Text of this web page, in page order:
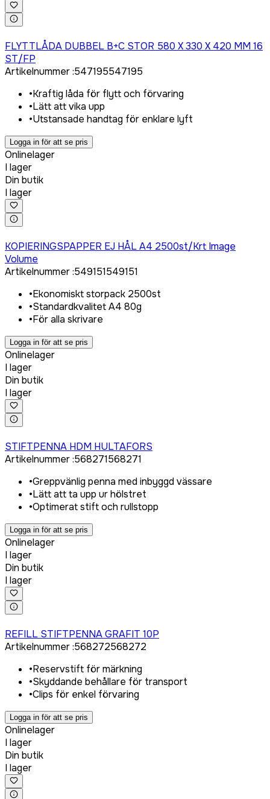
FLYTTLÅDA DUBBEL B+C STOR 580 X 330 X 420 MM 16
ST/FP
Artikelnummer:547195547195
•Kraftig låda för flytt och förvaring
•Lätt att vika upp
•Utstansade handtag för enklare lyft
Logga in för att se pris
Onlinelager
I lager
Din butik
I lager
KOPIERINGSPAPPER EJ HÅL A4 2500st/Krt Image
Volume
Artikelnummer:549151549151
•Ekonomiskt storpack 2500st
•Standardkvalitet A4 80g
•För alla skrivare
Logga in för att se pris
Onlinelager
I lager
Din butik
I lager
STIFTPENNA HDM HULTAFORS
Artikelnummer:568271568271
•Greppvänlig penna med inbyggd vässare
•Lätt att ta upp ur hölstret
•Optimerat stift och rullstopp
Logga in för att se pris
Onlinelager
I lager
Din butik
I lager
REFILL STIFTPENNA GRAFIT 10P
Artikelnummer:568272568272
•Reservstift för märkning
•Skyddande behållare för transport
•Clips för enkel förvaring
Logga in för att se pris
Onlinelager
I lager
Din butik
I lager